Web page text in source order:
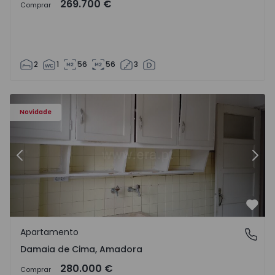
Comprar 269.700 €
2 1 56 56 3
Novidade
14
Apartamento T2 Amadora, Damaia de Cima - 1571761 - 1
Anterior
Damaia de Cima, Amadora
Apartamento
Damaia de Cima, Amadora
Comprar 280.000 €